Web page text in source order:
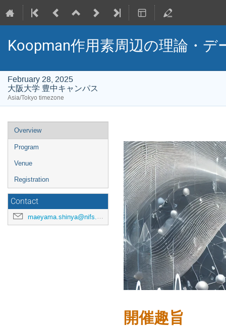
Koopman作用素周辺の理論・デ
February 28, 2025
大阪大学 豊中キャンパス
Asia/Tokyo timezone
Event
menu
Overview
Program
Venue
Registration
Contact
maeyama.shinya@nifs.ac.jp
開催趣旨